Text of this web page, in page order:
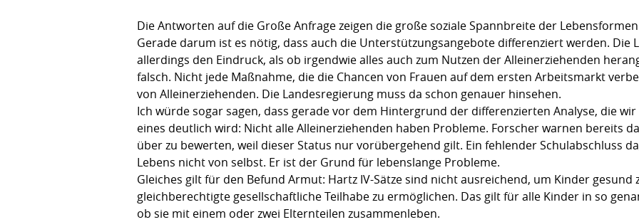
Die Antworten auf die Große Anfrage zeigen die große soziale Spannbreite der
Gerade darum ist es nötig, dass auch die Unterstützungsangebote differenziert werden. Die
allerdings den Eindruck, als ob irgendwie alles auch zum Nutzen der Alleinerziehenden
falsch. Nicht jede Maßnahme, die die Chancen von Frauen auf dem ersten Arbeitsmarkt
von Alleinerziehenden. Die Landesregierung muss da schon genauer hinsehen.
Ich würde sogar sagen, dass gerade vor dem Hintergrund der differenzierten Analyse, die
eines deutlich wird: Nicht alle Alleinerziehenden haben Probleme. Forscher warnen bereits
über zu bewerten, weil dieser Status nur vorübergehend gilt. Ein fehlender Schulabschluss
Lebens nicht von selbst. Er ist der Grund für lebenslange Probleme.
Gleiches gilt für den Befund Armut: Hartz IV-Sätze sind nicht ausreichend, um Kinder
gleichberechtigte gesellschaftliche Teilhabe zu ermöglichen. Das gilt für alle Kinder in so
ob sie mit einem oder zwei Elternteilen zusammenleben.